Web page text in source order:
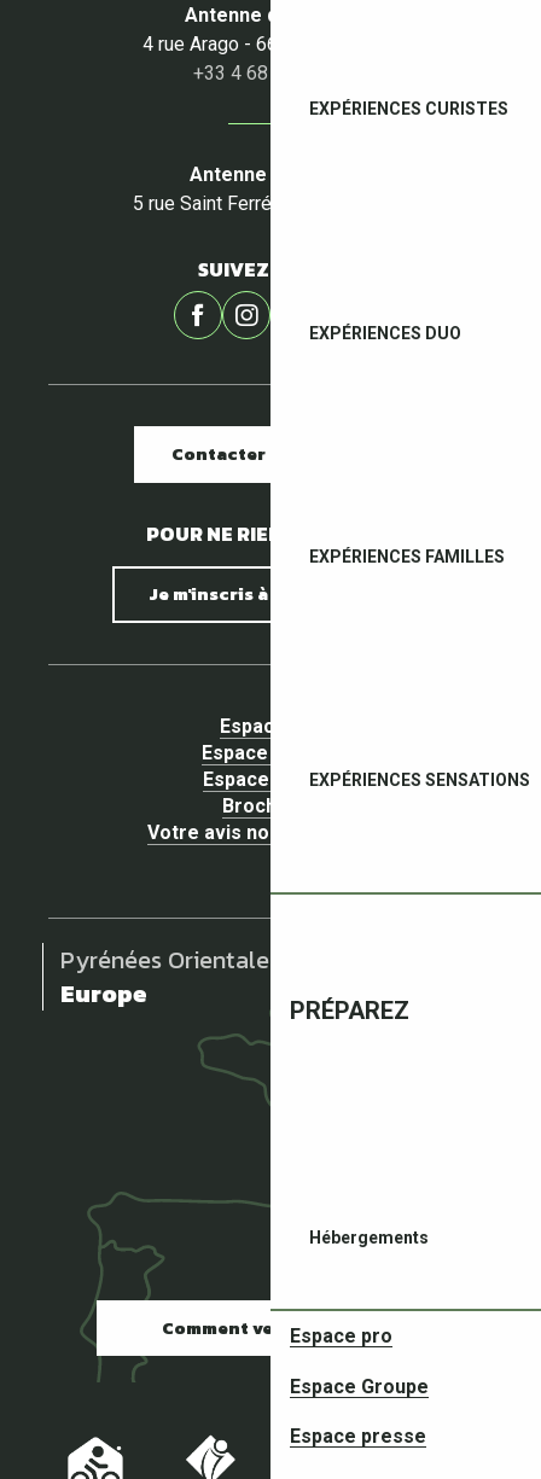
EXPÉRIENCES CURISTES
EXPÉRIENCES DUO
EXPÉRIENCES FAMILLES
EXPÉRIENCES SENSATIONS
PRÉPAREZ
Hébergements
Espace pro
Espace Groupe
Espace presse
Antenne du Boulou
4 rue Arago - 66160 Le Boulou
+33 4 68 87 50 95
Antenne du Céret
5 rue Saint Ferréol - 66400 Céret
SUIVEZ-NOUS !
Contacter nos offices
POUR NE RIEN MANQUER !
Je m'inscris à la newsletter
Espace pro
Espace Groupe
Espace presse
Brochures
Votre avis nous intéresse !
Pyrénées Orientales
Europe
Comment venir ?